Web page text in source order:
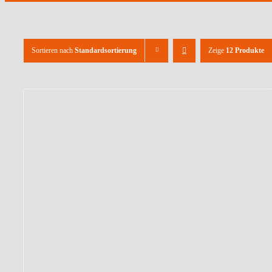
Sortieren nach Standardsortierung Zeige 12 Produkte